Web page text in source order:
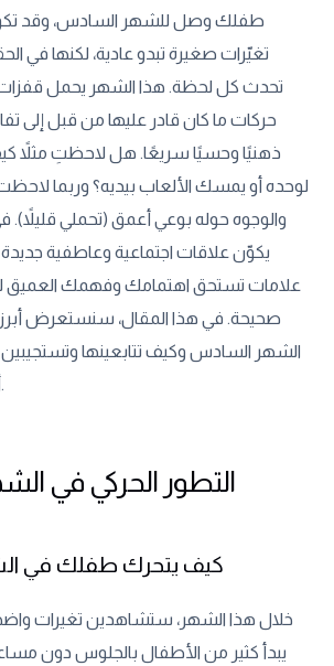
طفلك وصل للشهر السادس، وقد
تغيّرات صغيرة تبدو عادية، لكنها في
تحدث كل لحظة. هذا الشهر يحمل قفزات
حركات ما كان قادر عليها من قبل إلى
ذهنيًا وحسيًا سريعًا. هل لاحظتِ مثلاً
لوحده أو يمسك الألعاب بيديه؟ وربما
والوجوه حوله بوعي أعمق (تحملي قليلاً).
يكوّن علاقات اجتماعية وعاطفية
علامات تستحق اهتمامك وفهمك العميق
صحيحة. في هذا المقال، سنستعرض
الشهر السادس وكيف تتابعينها
أكبر في مراقبة نموه.
التطور الحركي في
كيف يتحرك طفلك في
خلال هذا الشهر، ستشاهدين تغيرات
يبدأ كثير من الأطفال بالجلوس دون